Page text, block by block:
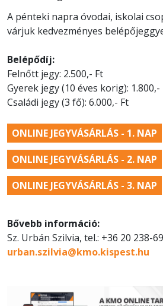
A pénteki napra óvodai, iskolai
várjuk kedvezményes
Belépődíj:
Felnőtt jegy: 2.500,- Ft
Gyerek jegy (10 éves korig): 1.800,-
Családi jegy (3 fő): 6.000,- Ft
ONLINE JEGYVÁSÁRLÁS - 1. NAP
ONLINE JEGYVÁSÁRLÁS - 2. NAP
ONLINE JEGYVÁSÁRLÁS - 3. NAP
Bővebb információ:
Sz. Urbán Szilvia, tel.: +36 20 238-
urban.szilvia@kmo.kispest.hu